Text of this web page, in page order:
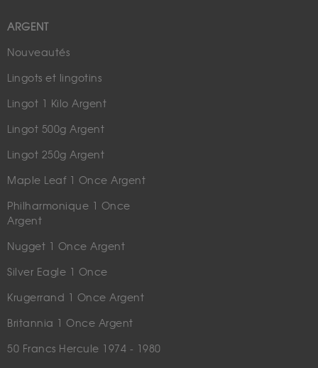
ARGENT
Nouveautés
Lingots et lingotins
Lingot 1 Kilo Argent
Lingot 500g Argent
Lingot 250g Argent
Maple Leaf 1 Once Argent
Philharmonique 1 Once
Argent
Nugget 1 Once Argent
Silver Eagle 1 Once
Krugerrand 1 Once Argent
Britannia 1 Once Argent
50 Francs Hercule 1974 - 1980